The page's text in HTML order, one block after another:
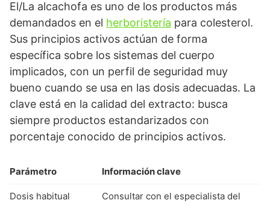
El/La alcachofa es uno de los productos más
demandados en el herboristería para colesterol.
Sus principios activos actúan de forma
específica sobre los sistemas del cuerpo
implicados, con un perfil de seguridad muy
bueno cuando se usa en las dosis adecuadas. La
clave está en la calidad del extracto: busca
siempre productos estandarizados con
porcentaje conocido de principios activos.
Parámetro Información clave
Dosis habitual
Consultar con el especialista del